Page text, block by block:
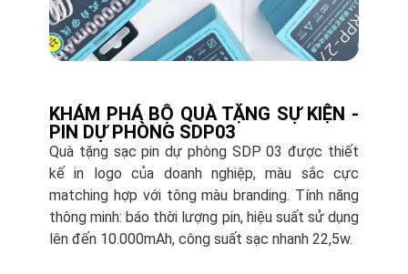
KHÁM PHÁ BỘ QUÀ TẶNG SỰ KIỆN -
PIN DỰ PHÒNG SDP03
Quà tặng sạc pin dự phòng SDP 03 được thiết
kế in logo của doanh nghiệp, màu sắc cực
matching hợp với tông màu branding. Tính năng
thông minh: báo thời lượng pin, hiệu suất sử dụng
lên đến 10.000mAh, công suất sạc nhanh 22,5w.